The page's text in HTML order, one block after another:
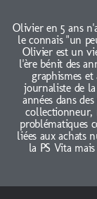
Olivier en 5 ans
le connais "un
Olivier est un
l'ère bénit des
graphismes
journaliste de
années dans
collectionneur,
problématiques
liées aux achats
la PS Vita